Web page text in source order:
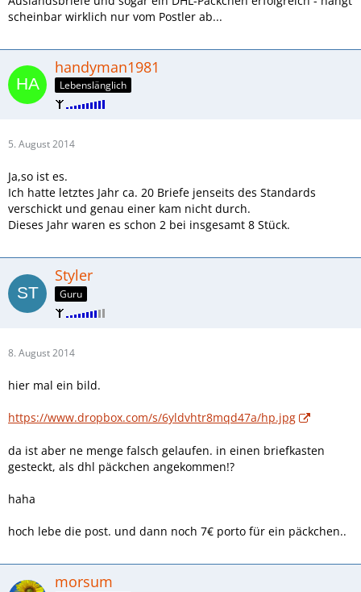
scheinbar wirklich nur vom Postler ab...
handyman1981
Lebenslänglich
5. August 2014
Ja,so ist es.
Ich hatte letztes Jahr ca. 20 Briefe jenseits des Standards
verschickt und genau einer kam nicht durch.
Dieses Jahr waren es schon 2 bei insgesamt 8 Stück.
Styler
Guru
8. August 2014
hier mal ein bild.
https://www.dropbox.com/s/6yldvhtr8mqd47a/hp.jpg
da ist aber ne menge falsch gelaufen. in einen briefkasten
gesteckt, als dhl päckchen angekommen!?
haha
hoch lebe die post. und dann noch 7€ porto für ein päckchen..
morsum